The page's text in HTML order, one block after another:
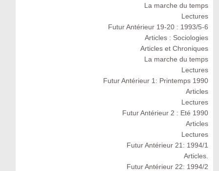
La marche du temps
Lectures
Futur Antérieur 19-20 : 1993/5-6
Articles : Sociologies
Articles et Chroniques
La marche du temps
Lectures
Futur Antérieur 1: Printemps 1990
Articles
Lectures
Futur Antérieur 2 : Eté 1990
Articles
Lectures
Futur Antérieur 21: 1994/1
Articles.
Futur Antérieur 22: 1994/2